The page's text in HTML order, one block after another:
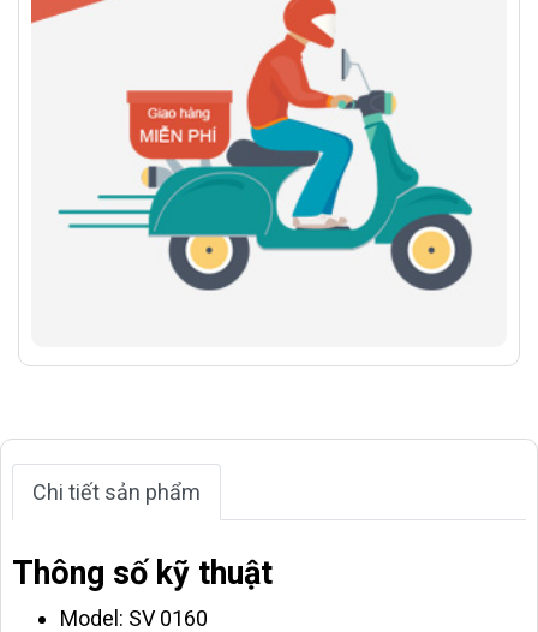
Chi tiết sản phẩm
Thông số kỹ thuật
Model: SV 0160